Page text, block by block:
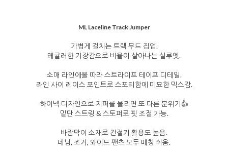
ML Laceline Track Jumper
가볍게 걸치는 트랙 무드 집업.
레귤러한 기장감으로 비율이 살아나는 실루엣.
소매 라인에을 따라 스트라이프 테이프 디테일.
라인 사이 레이스 포인트로 스포티함에 미묘한 믹스감.
하이넥 디자인으로 지퍼를 올리면 또 다른 분위기👍
밑단 스트링 & 스토퍼로 핏 조절 가능.
바람막이 소재로 간절기 활용도 높음.
데님, 조거, 와이드 팬츠 모두 매칭 쉬움.